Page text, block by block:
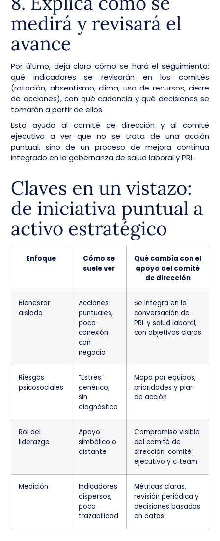
medirá y revisará el
avance
Por último, deja claro cómo se hará el seguimiento:
qué indicadores se revisarán en los comités
(rotación, absentismo, clima, uso de recursos, cierre
de acciones), con qué cadencia y qué decisiones se
tomarán a partir de ellos.
Esto ayuda al comité de dirección y al comité
ejecutivo a ver que no se trata de una acción
puntual, sino de un proceso de mejora continua
integrado en la gobernanza de salud laboral y PRL.
Claves en un vistazo:
de iniciativa puntual a
activo estratégico
Enfoque
Cómo se
suele ver
Qué cambia con el
apoyo del comité
de dirección
Bienestar
aislado
Acciones
puntuales,
poca
conexión
con
negocio
Se integra en la
conversación de
PRL y salud laboral,
con objetivos claros
Riesgos
psicosociales
“Estrés”
genérico,
sin
diagnóstico
Mapa por equipos,
prioridades y plan
de acción
Rol del
liderazgo
Apoyo
simbólico o
distante
Compromiso visible
del comité de
dirección, comité
ejecutivo y c‑team
Medición
Indicadores
dispersos,
poca
trazabilidad
Métricas claras,
revisión periódica y
decisiones basadas
en datos